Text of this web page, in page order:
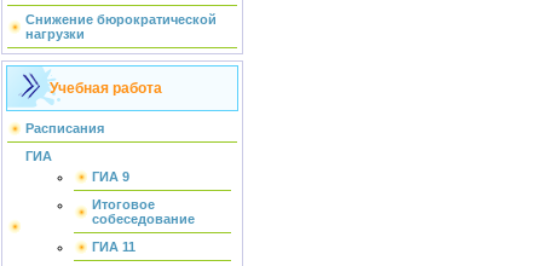
Снижение бюрократической
нагрузки
Учебная работа
Расписания
ГИА
ГИА 9
Итоговое
собеседование
ГИА 11